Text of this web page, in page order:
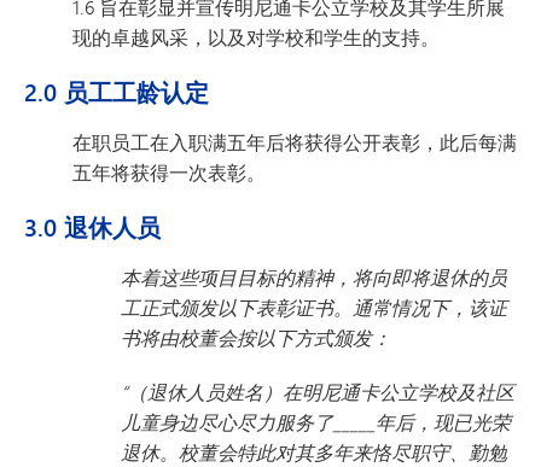
1.6 旨在彰显并宣传明尼通卡公立学校及其学生所展
现的卓越风采，以及对学校和学生的支持。
2.0 员工工龄认定
在职员工在入职满五年后将获得公开表彰，此后每满
五年将获得一次表彰。
3.0 退休人员
本着这些项目目标的精神，将向即将退休的员
工正式颁发以下表彰证书。通常情况下，该证
书将由校董会按以下方式颁发：
“（退休人员姓名）在明尼通卡公立学校及社区
儿童身边尽心尽力服务了_____年后，现已光荣
退休。校董会特此对其多年来恪尽职守、勤勉